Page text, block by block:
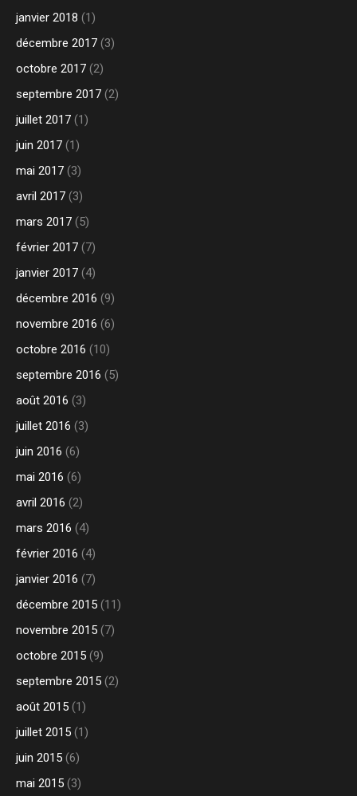
janvier 2018 (1)
décembre 2017 (3)
octobre 2017 (2)
septembre 2017 (2)
juillet 2017 (1)
juin 2017 (1)
mai 2017 (3)
avril 2017 (3)
mars 2017 (5)
février 2017 (7)
janvier 2017 (4)
décembre 2016 (9)
novembre 2016 (6)
octobre 2016 (10)
septembre 2016 (5)
août 2016 (3)
juillet 2016 (3)
juin 2016 (6)
mai 2016 (6)
avril 2016 (2)
mars 2016 (4)
février 2016 (4)
janvier 2016 (7)
décembre 2015 (11)
novembre 2015 (7)
octobre 2015 (9)
septembre 2015 (2)
août 2015 (1)
juillet 2015 (1)
juin 2015 (6)
mai 2015 (3)